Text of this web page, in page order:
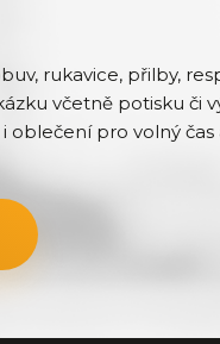
rukavice, přilby,
včetně potisku či
oblečení pro volný